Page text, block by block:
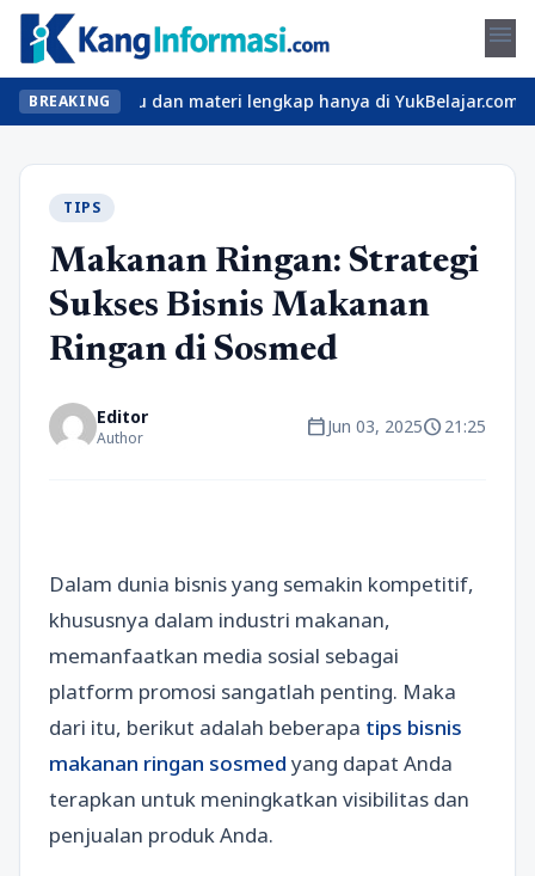
menu
BREAKING
seru dan materi lengkap hanya di YukBelajar.com. Mulai
TIPS
Makanan Ringan: Strategi
Sukses Bisnis Makanan
Ringan di Sosmed
Editor
Author calendar_todayJun 03, 2025schedule21:25
Dalam dunia bisnis yang semakin kompetitif,
khususnya dalam industri makanan,
memanfaatkan media sosial sebagai
platform promosi sangatlah penting. Maka
dari itu, berikut adalah beberapa tips bisnis
makanan ringan sosmed yang dapat Anda
terapkan untuk meningkatkan visibilitas dan
penjualan produk Anda.